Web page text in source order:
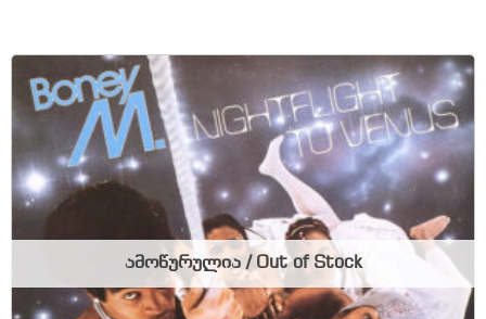
ამოწურულია / Out of Stock